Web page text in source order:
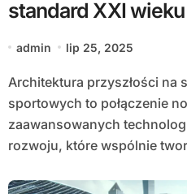
standard XXI wieku
admin lip 25, 2025
Architektura przyszłości na stadionach i halach
sportowych to połączenie
zaawansowanych
rozwoju, które wspólnie